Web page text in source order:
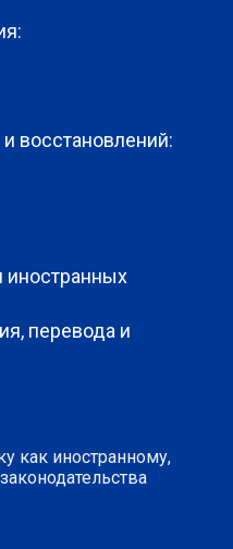
восстановлений:
перевода и
как иностранному,